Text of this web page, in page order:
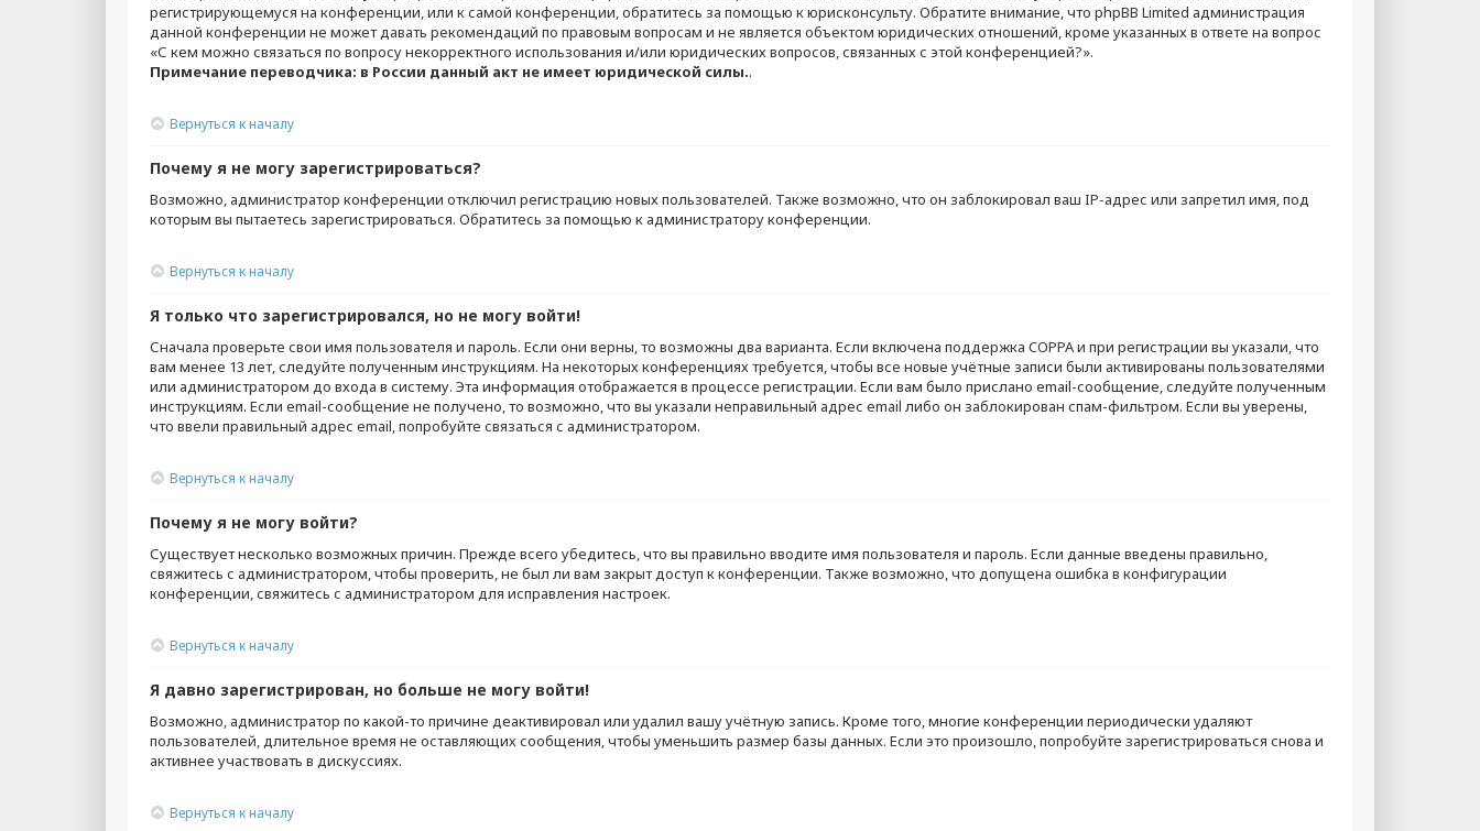
регистрирующемуся на конференции, или к самой конференции, обратитесь за помощью к юрисконсульту. Обратите внимание, что phpBB Limited администрация
данной конференции не может давать рекомендаций по правовым вопросам и не является объектом юридических отношений, кроме указанных в ответе на вопрос
«С кем можно связаться по вопросу некорректного использования и/или юридических вопросов, связанных с этой конференцией?».
Примечание переводчика: в России данный акт не имеет юридической силы..
Вернуться к началу
Почему я не могу зарегистрироваться?
Возможно, администратор конференции отключил регистрацию новых пользователей. Также возможно, что он заблокировал ваш IP-адрес или запретил имя, под
которым вы пытаетесь зарегистрироваться. Обратитесь за помощью к администратору конференции.
Вернуться к началу
Я только что зарегистрировался, но не могу войти!
Сначала проверьте свои имя пользователя и пароль. Если они верны, то возможны два варианта. Если включена поддержка COPPA и при регистрации вы указали, что
вам менее 13 лет, следуйте полученным инструкциям. На некоторых конференциях требуется, чтобы все новые учётные записи были активированы пользователями
или администратором до входа в систему. Эта информация отображается в процессе регистрации. Если вам было прислано email-сообщение, следуйте полученным
инструкциям. Если email-сообщение не получено, то возможно, что вы указали неправильный адрес email либо он заблокирован спам-фильтром. Если вы уверены,
что ввели правильный адрес email, попробуйте связаться с администратором.
Вернуться к началу
Почему я не могу войти?
Существует несколько возможных причин. Прежде всего убедитесь, что вы правильно вводите имя пользователя и пароль. Если данные введены правильно,
свяжитесь с администратором, чтобы проверить, не был ли вам закрыт доступ к конференции. Также возможно, что допущена ошибка в конфигурации
конференции, свяжитесь с администратором для исправления настроек.
Вернуться к началу
Я давно зарегистрирован, но больше не могу войти!
Возможно, администратор по какой-то причине деактивировал или удалил вашу учётную запись. Кроме того, многие конференции периодически удаляют
пользователей, длительное время не оставляющих сообщения, чтобы уменьшить размер базы данных. Если это произошло, попробуйте зарегистрироваться снова и
активнее участвовать в дискуссиях.
Вернуться к началу